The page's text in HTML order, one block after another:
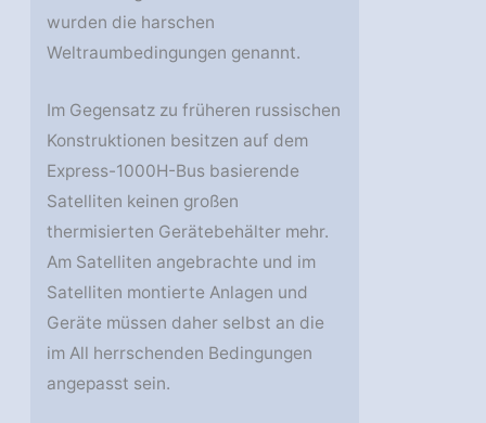
wurden die harschen
Weltraumbedingungen genannt.
Im Gegensatz zu früheren russischen
Konstruktionen besitzen auf dem
Express-1000H-Bus basierende
Satelliten keinen großen
thermisierten Gerätebehälter mehr.
Am Satelliten angebrachte und im
Satelliten montierte Anlagen und
Geräte müssen daher selbst an die
im All herrschenden Bedingungen
angepasst sein.